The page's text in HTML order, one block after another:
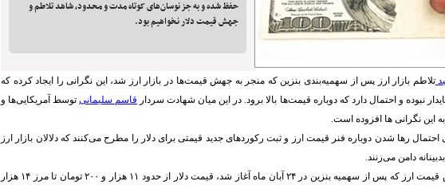
حفظ شده و به جز نوسان‌های کوتاه مدت و محدود، شاهد تلاطم و
جهش قیمت دلار نخواهیم بود.
تلاطم بازار ارز پس از سهمیه‌بندی بنزین که منجر به جهش قیمت‌ها در بازار ارز شد، این نگرانی را ایجاد کرده که
نبوده و احتمال دارد که دوباره قیمت‌ها بالا برود. در این میان شهادت سردار قاسم سلیمانیتوسط آمریکایی‌ها و
این نگرانی ها افزوده است.
رها شدن دوباره فنر قیمت ارز و ثبت رکوردهای جدید قیمتی برای دلار را مطرح می‌کنند که دلالان بازار ارز
دامن می‌زنند.
در موج جدید افزایش قیمت ارز که پس از سهمیه بنزین در ۲۴ آبان ماه آغاز شد، قیمت دلار از حدود ۱۱ هزار و ۲۰۰ تومان تا مرز ۱۴ هزار